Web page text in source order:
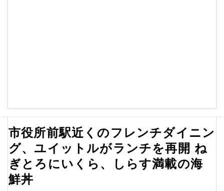
市役所前駅近くのフレンチダイニン
グ、ユイットルがランチを再開 ね
ぎとろにいくら、しらす満載の海
鮮丼